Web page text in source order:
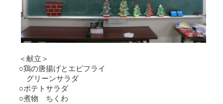
＜献立＞
○鶏の唐揚げとエビフライ
グリーンサラダ
○ポテトサラダ
○煮物 ちくわ